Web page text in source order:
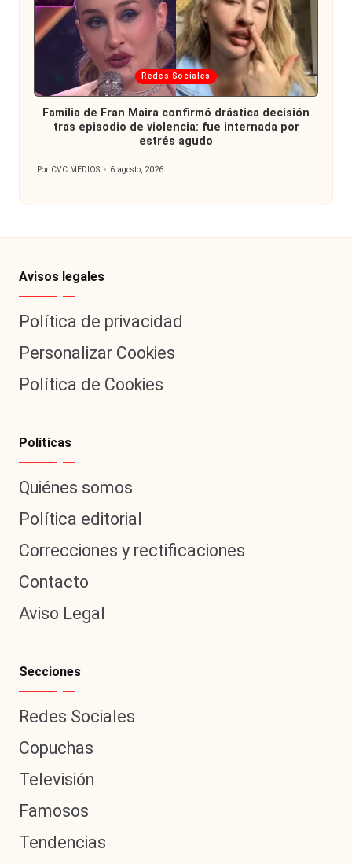
Publicada
en
Redes Sociales
Familia de Fran Maira confirmó drástica decisión
tras episodio de violencia: fue internada por
estrés agudo
Publicado
Por CVC MEDIOS 6 agosto, 2026
Avisos legales
Política de privacidad
Personalizar Cookies
Política de Cookies
Políticas
Quiénes somos
Política editorial
Correcciones y rectificaciones
Contacto
Aviso Legal
Secciones
Redes Sociales
Copuchas
Televisión
Famosos
Tendencias